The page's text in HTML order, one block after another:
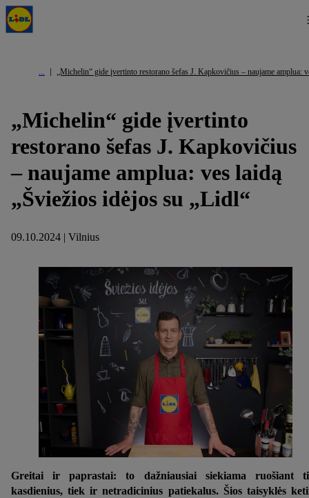
„Michelin“ gide įvertinto restorano šefas J. Kapkovičius – naujame amplua:
„Michelin“ gide įvertinto
restorano šefas J. Kapkovičius
– naujame amplua: ves laidą
„Šviežios idėjos su „Lidl“
09.10.2024 | Vilnius
Greitai ir paprastai: to dažniausiai siekiama ruošiant
kasdienius, tiek ir netradicinius patiekalus. Šios taisyklės